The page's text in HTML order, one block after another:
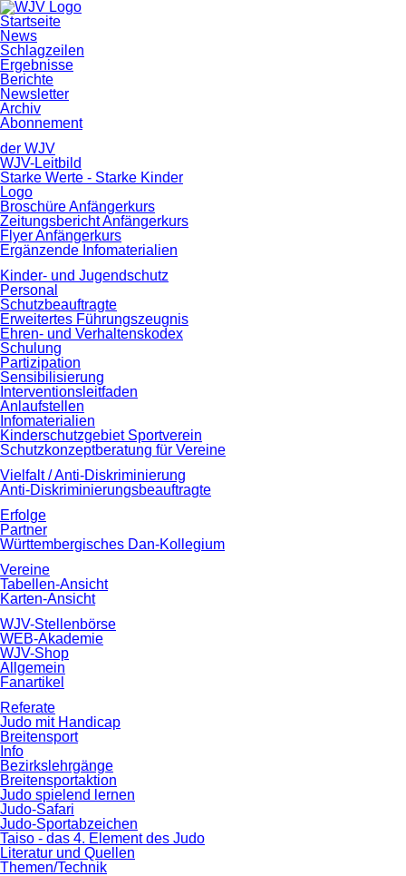
Navigation
überspringen
Startseite
News
Schlagzeilen
Ergebnisse
Berichte
Newsletter
Archiv
Abonnement
der WJV
WJV-Leitbild
Starke Werte - Starke Kinder
Logo
Broschüre Anfängerkurs
Zeitungsbericht Anfängerkurs
Flyer Anfängerkurs
Ergänzende Infomaterialien
Kinder- und Jugendschutz
Personal
Schutzbeauftragte
Erweitertes Führungszeugnis
Ehren- und Verhaltenskodex
Schulung
Partizipation
Sensibilisierung
Interventionsleitfaden
Anlaufstellen
Infomaterialien
Kinderschutzgebiet Sportverein
Schutzkonzeptberatung für Vereine
Vielfalt / Anti-Diskriminierung
Anti-Diskriminierungsbeauftragte
Erfolge
Partner
Württembergisches Dan-Kollegium
Vereine
Tabellen-Ansicht
Karten-Ansicht
WJV-Stellenbörse
WEB-Akademie
WJV-Shop
Allgemein
Fanartikel
Referate
Judo mit Handicap
Breitensport
Info
Bezirkslehrgänge
Breitensportaktion
Judo spielend lernen
Judo-Safari
Judo-Sportabzeichen
Taiso - das 4. Element des Judo
Literatur und Quellen
Themen/Technik